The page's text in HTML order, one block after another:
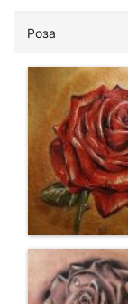
Роза